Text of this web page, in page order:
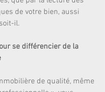
de votre bien, aussi
il.
se différencier de la
de qualité, même